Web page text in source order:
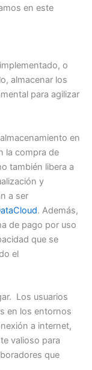
en este
o
almacenar los
para agilizar
en
la compra de
también libera a
y
a ser
. Además,
de pago por uso
que se
el
Los usuarios
en los entornos
a internet,
valioso para
que